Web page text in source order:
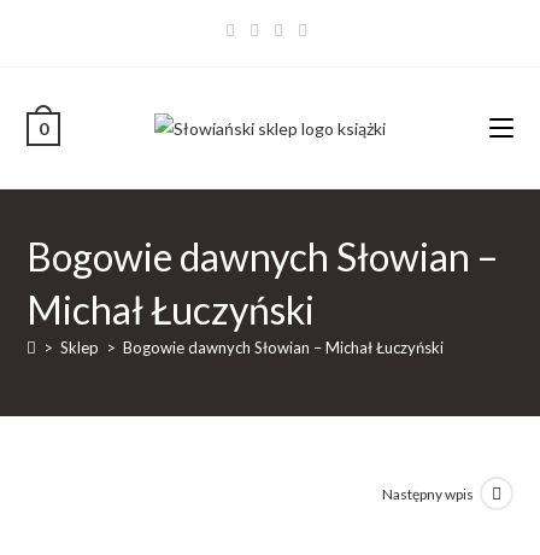
0
Bogowie dawnych Słowian –
Michał Łuczyński
> Sklep > Bogowie dawnych Słowian – Michał Łuczyński
Następny wpis